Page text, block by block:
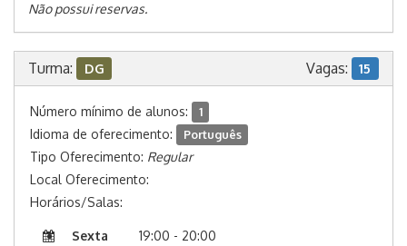
Não possui reservas.
Turma: DG Vagas: 15
Número mínimo de alunos: 1
Idioma de oferecimento: Português
Tipo Oferecimento: Regular
Local Oferecimento:
Horários/Salas:
Sexta
19:00 - 20:00